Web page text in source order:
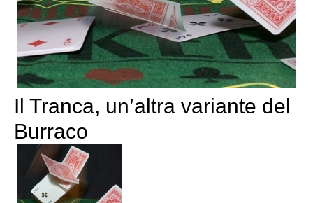
Il Tranca, un’altra variante del
Burraco